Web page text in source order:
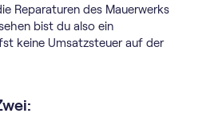
Reparaturen des Mauerwerks
bist du also ein
keine Umsatzsteuer auf der